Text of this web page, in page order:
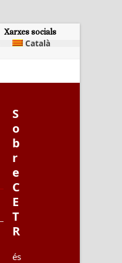
Xarxes socials
Català
S
o
b
r
e
C
E
T
R
és